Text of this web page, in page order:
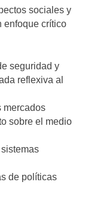
sociales y
enfoque crítico
seguridad y
reflexiva al
mercados
sobre el medio
de políticas